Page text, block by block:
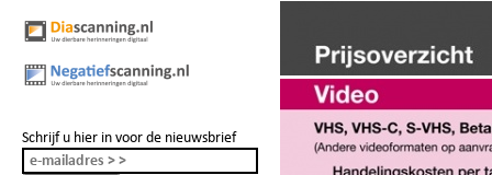
Schrijf u hier in voor de nieuwsbrief